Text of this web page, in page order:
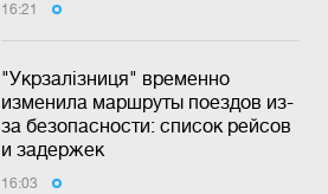
16:21
"Укрзалізниця" временно
изменила маршруты поездов из-
за безопасности: список рейсов
и задержек
16:03